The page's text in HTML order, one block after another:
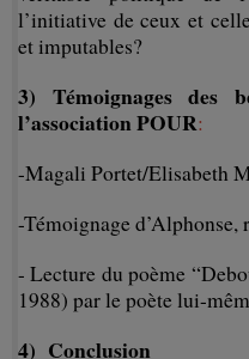
l’initiative de ceux et
et imputables?
3) Témoignages des
l’association POUR:
-Magali Portet/Elisabeth
-Témoignage
- Lecture du poème
1988) par le poète lui-
4) Conclusion